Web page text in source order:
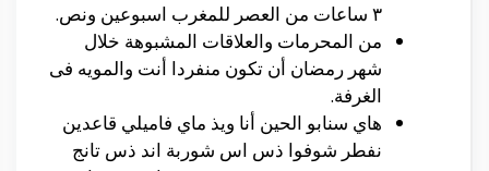
٣ ساعات من العصر للمغرب اسبوعين ونص.
من المحرمات والعلاقات المشبوهة خلال
شهر رمضان أن تكون منفردا أنت والمويه فى
الغرفة.
هاي سنابو الحين أنا ويذ ماي فاميلي قاعدين
نفطر شوفوا ذس اس شوربة اند ذس تانج